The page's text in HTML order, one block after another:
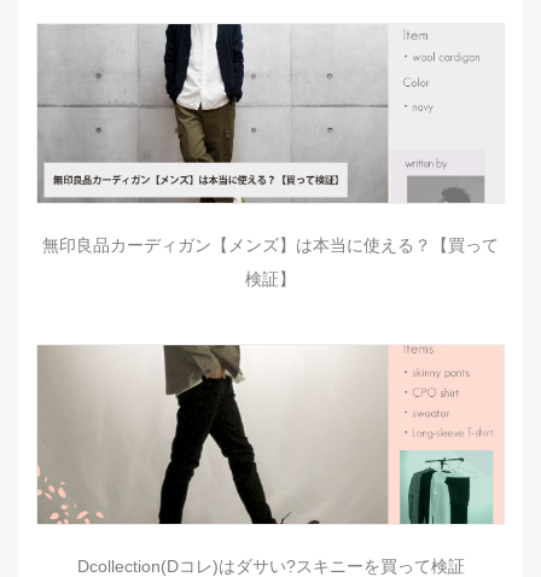
無印良品カーディガン【メンズ】は本当に使える？【買って
検証】
Dcollection(Dコレ)はダサい?スキニーを買って検証